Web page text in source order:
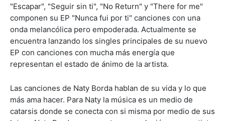
"Escapar", "Seguir sin ti", "No Return" y "There for me"
componen su EP "Nunca fui por ti" canciones con una
onda melancólica pero empoderada. Actualmente se
encuentra lanzando los singles principales de su nuevo
EP con canciones con mucha más energía que
representan el estado de ánimo de la artista.
Las canciones de Naty Borda hablan de su vida y lo que
más ama hacer. Para Naty la música es un medio de
catarsis donde se conecta con si misma por medio de sus